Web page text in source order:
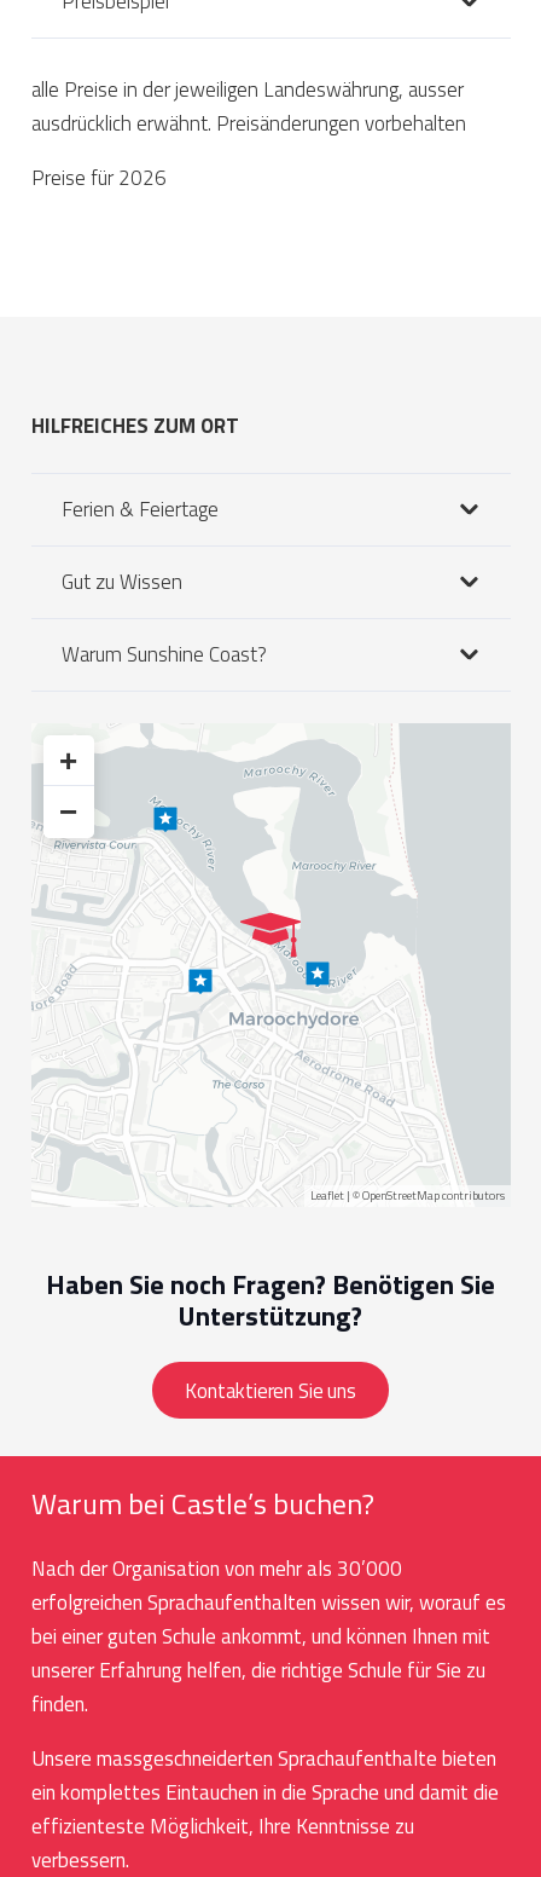
alle Preise in der jeweiligen Landeswährung, ausser
ausdrücklich erwähnt. Preisänderungen vorbehalten
Preise für 2026
HILFREICHES ZUM ORT
Ferien & Feiertage
Gut zu Wissen
Warum Sunshine Coast?
+
−
Leaflet| ©OpenStreetMapcontributors
Haben Sie noch Fragen? Benötigen Sie
Unterstützung?
Kontaktieren Sie uns
Warum bei Castle’s buchen?
Nach der Organisation von mehr als 30’000
erfolgreichen Sprachaufenthalten wissen wir, worauf es
bei einer guten Schule ankommt, und können Ihnen mit
unserer Erfahrung helfen, die richtige Schule für Sie zu
finden.
Unsere massgeschneiderten Sprachaufenthalte bieten
ein komplettes Eintauchen in die Sprache und damit die
effizienteste Möglichkeit, Ihre Kenntnisse zu
verbessern.